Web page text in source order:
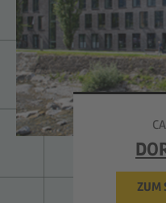
ZUM